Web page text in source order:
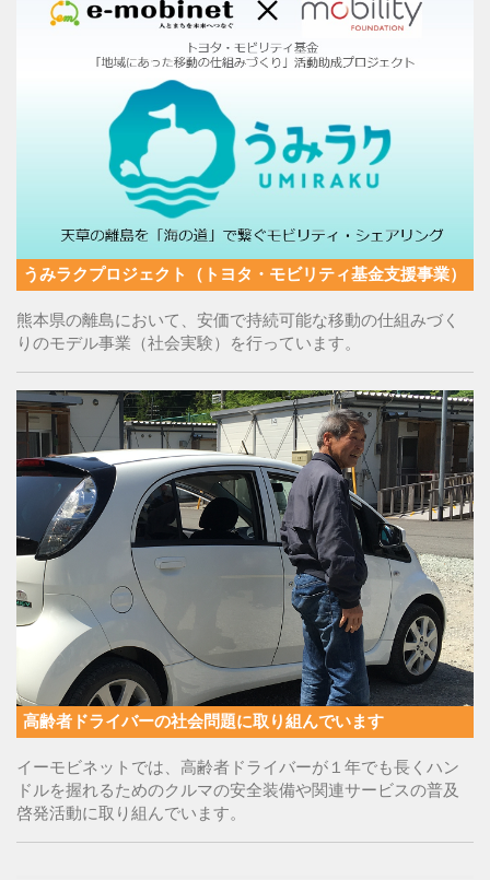
うみラクプロジェクト（トヨタ・モビリティ基金支援事業）
熊本県の離島において、安価で持続可能な移動の仕組みづく
りのモデル事業（社会実験）を行っています。
高齢者ドライバーの社会問題に取り組んでいます
イーモビネットでは、高齢者ドライバーが１年でも長くハン
ドルを握れるためのクルマの安全装備や関連サービスの普及
啓発活動に取り組んでいます。